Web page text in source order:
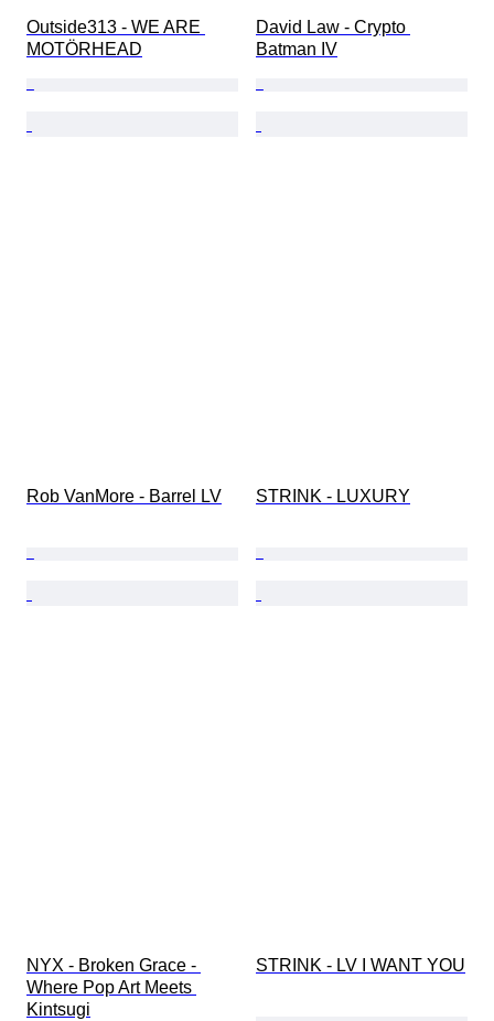
Outside313 - WE ARE
MOTÖRHEAD
David Law - Crypto
Batman IV
Rob VanMore - Barrel LV STRINK - LUXURY
NYX - Broken Grace -
Where Pop Art Meets
Kintsugi
STRINK - LV I WANT YOU